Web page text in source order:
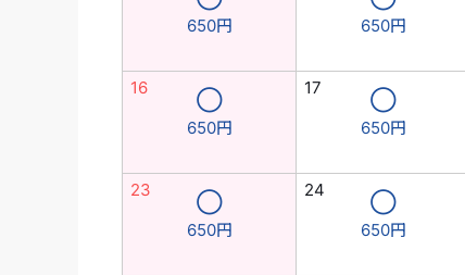
650円 650円
16
◯
650円
17
◯
650円
23
◯
650円
24
◯
650円